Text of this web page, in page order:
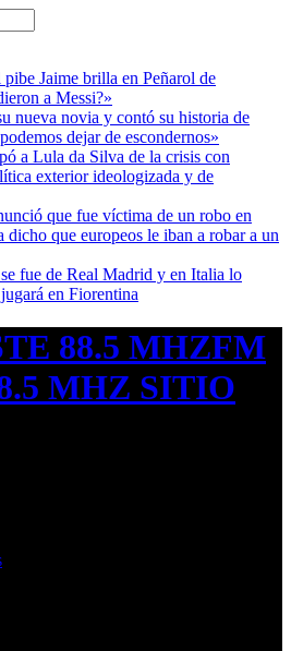
Jaime brilla en Peñarol de
a Messi?»
nueva novia y contó su historia de
dejar de escondernos»
a Lula da Silva de la crisis con
exterior ideologizada y de
que fue víctima de un robo en
que europeos le iban a robar a un
fue de Real Madrid y en Italia lo
en Fiorentina
FM
MHZ SITIO